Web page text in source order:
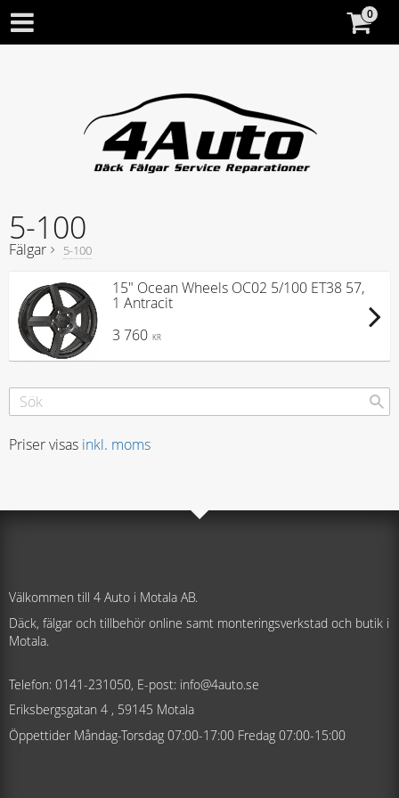
5-100
Fälgar 5-100
15" Ocean Wheels OC02 5/100 ET38 57,
1 Antracit
3 760
KR
Priser visas inkl. moms
Välkommen till 4 Auto i Motala AB.
Däck, fälgar och tillbehör online samt monteringsverkstad och butik i
Motala.
Telefon: 0141-231050, E-post: info@4auto.se
Eriksbergsgatan 4 , 59145 Motala
Öppettider Måndag-Torsdag 07:00-17:00 Fredag 07:00-15:00